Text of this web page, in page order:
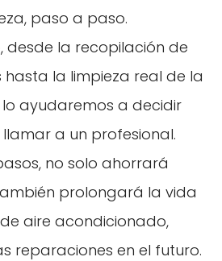
paso a paso.
desde la recopilación de
hasta la limpieza real de la
ayudaremos a decidir
a un profesional.
no solo ahorrará
prolongará la vida
aire acondicionado,
reparaciones en el futuro.